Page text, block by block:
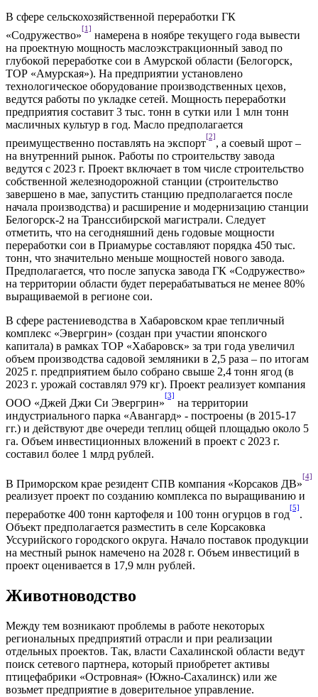
В сфере сельскохозяйственной переработки ГК
«Содружество»
[1]
намерена в ноябре текущего года вывести
на проектную мощность маслоэкстракционный завод по
глубокой переработке сои в Амурской области (Белогорск,
ТОР «Амурская»). На предприятии установлено
технологическое оборудование производственных цехов,
ведутся работы по укладке сетей. Мощность переработки
предприятия составит 3 тыс. тонн в сутки или 1 млн тонн
масличных культур в год. Масло предполагается
преимущественно поставлять на экспорт
[2]
, а соевый шрот –
на внутренний рынок. Работы по строительству завода
ведутся с 2023 г. Проект включает в том числе строительство
собственной железнодорожной станции (строительство
завершено в мае, запустить станцию предполагается после
начала производства) и расширение и модернизацию станции
Белогорск-2 на Транссибирской магистрали. Следует
отметить, что на сегодняшний день годовые мощности
переработки сои в Приамурье составляют порядка 450 тыс.
тонн, что значительно меньше мощностей нового завода.
Предполагается, что после запуска завода ГК «Содружество»
на территории области будет перерабатываться не менее 80%
выращиваемой в регионе сои.
В сфере растениеводства в Хабаровском крае тепличный
комплекс «Эвергрин» (создан при участии японского
капитала) в рамках ТОР «Хабаровск» за три года увеличил
объем производства садовой земляники в 2,5 раза – по итогам
2025 г. предприятием было собрано свыше 2,4 тонн ягод (в
2023 г. урожай составлял 979 кг). Проект реализует компания
ООО «Джей Джи Си Эвергрин»
[3]
на территории
индустриального парка «Авангард» - построены (в 2015-17
гг.) и действуют две очереди теплиц общей площадью около 5
га. Объем инвестиционных вложений в проект с 2023 г.
составил более 1 млрд рублей.
В Приморском крае резидент СПВ компания «Корсаков ДВ»
[4]
реализует проект по созданию комплекса по выращиванию и
переработке 400 тонн картофеля и 100 тонн огурцов в год
[5]
.
Объект предполагается разместить в селе Корсаковка
Уссурийского городского округа. Начало поставок продукции
на местный рынок намечено на 2028 г. Объем инвестиций в
проект оценивается в 17,9 млн рублей.
Животноводство
Между тем возникают проблемы в работе некоторых
региональных предприятий отрасли и при реализации
отдельных проектов. Так, власти Сахалинской области ведут
поиск сетевого партнера, который приобретет активы
птицефабрики «Островная» (Южно-Сахалинск) или же
возьмет предприятие в доверительное управление.